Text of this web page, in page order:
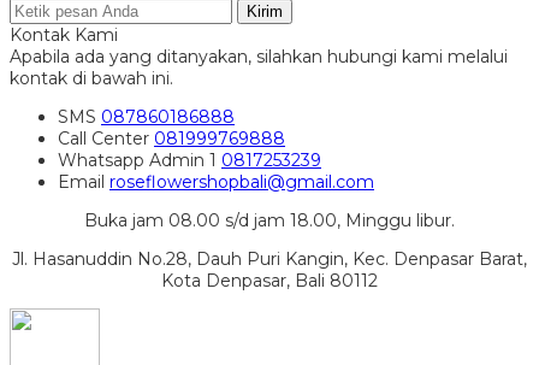
Kirim
Kontak Kami
Apabila ada yang ditanyakan, silahkan hubungi kami melalui
kontak di bawah ini.
SMS 087860186888
Call Center 081999769888
Whatsapp Admin 1 0817253239
Email roseflowershopbali@gmail.com
Buka jam 08.00 s/d jam 18.00, Minggu libur.
Jl. Hasanuddin No.28, Dauh Puri Kangin, Kec. Denpasar Barat,
Kota Denpasar, Bali 80112